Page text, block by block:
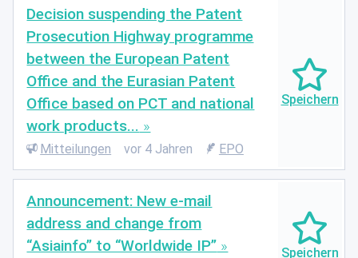
Decision suspending the Patent
Prosecution Highway programme
between the European Patent
Office and the Eurasian Patent
Office based on PCT and national
work products...
Mitteilungen vor 4 Jahren EPO
Announcement: New e-mail
address and change from
“Asiainfo” to “Worldwide IP”